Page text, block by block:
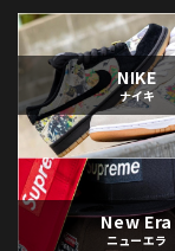
NIKE
ナイキ
New Era
ニューエラ